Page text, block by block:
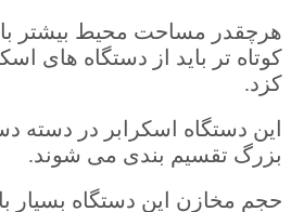
هرچقدر مساحت محیط بیشتر
کوتاه تر باید از دستگاه های
کزد.
این دستگاه اسکرابر در دسته
بزرگ تقسیم بندی می شوند.
حجم مخازن این دستگاه بسیار